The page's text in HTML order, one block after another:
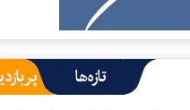
تازه‌ها